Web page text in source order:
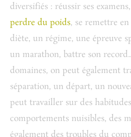
diversifiés : réussir ses
perdre du poids, se remettre
diète, un régime, une épreuve
un marathon, battre son
domaines, on peut également
séparation, un départ, un
peut travailler sur des
comportements nuisibles, des
également des troubles du